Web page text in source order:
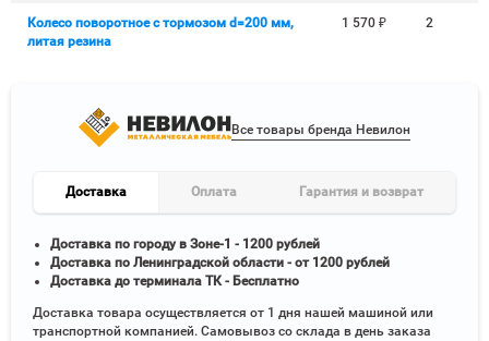
Колесо поворотное с тормозом d=200 мм,
литая резина
1 570 ₽ 2
Все товары бренда Невилон
Доставка Оплата Гарантия и возврат
Доставка по городу в Зоне-1 - 1200 рублей
Доставка по Ленинградской области - от 1200 рублей
Доставка до терминала ТК - Бесплатно
Доставка товара осуществляется от 1 дня нашей машиной или
транспортной компанией. Самовывоз со склада в день заказа